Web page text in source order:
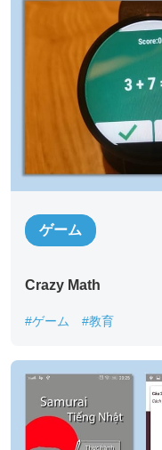
貴社名*
ゲーム
Crazy Math
#ゲーム #教育